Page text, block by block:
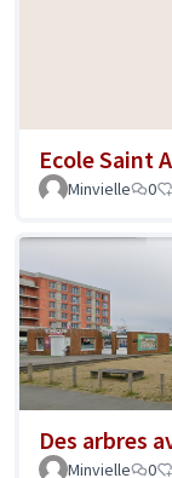
Ecole Saint
Minvielle 0
Des arbres
Minvielle 0